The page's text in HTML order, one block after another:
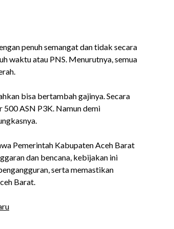
penuh semangat dan tidak secara
waktu atau PNS. Menurutnya, semua
bisa bertambah gajinya. Secara
500 ASN P3K. Namun demi
Pemerintah Kabupaten Aceh Barat
dan bencana, kebijakan ini
serta memastikan
Barat.